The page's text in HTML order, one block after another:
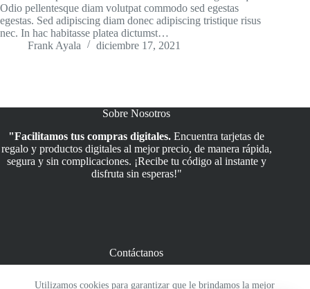
Utilizamos cookies para garantizar que le brindamos la mejor
Odio pellentesque diam volutpat commodo sed egestas
egestas. Sed adipiscing diam donec adipiscing tristique risus
nec. In hac habitasse platea dictumst…
Frank Ayala
diciembre 17, 2021
Sobre Nosotros
"Facilitamos tus compras digitales. Encuentra tarjetas de
regalo y productos digitales al mejor precio, de manera rápida,
segura y sin complicaciones. ¡Recibe tu código al instante y
disfruta sin esperas!"
Contáctanos